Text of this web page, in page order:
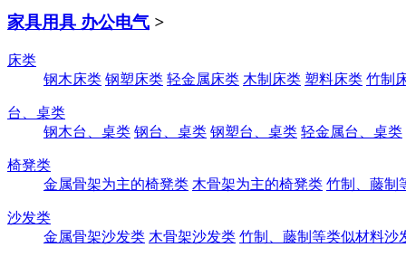
家具用具 办公电气 >
床类
钢木床类 钢塑床类 轻金属床类 木制床类 塑料床类 竹制
台、桌类
钢木台、桌类 钢台、桌类 钢塑台、桌类 轻金属台、桌类
椅凳类
金属骨架为主的椅凳类 木骨架为主的椅凳类 竹制、藤制
沙发类
金属骨架沙发类 木骨架沙发类 竹制、藤制等类似材料沙